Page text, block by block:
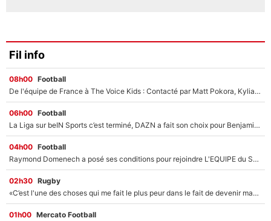
Fil info
08h00 Football
De l'équipe de France à The Voice Kids : Contacté par Matt Pokora, Kylian Mbappé a accepté de jouer un rôle inédit sur TF1 !
06h00 Football
La Liga sur beIN Sports c’est terminé, DAZN a fait son choix pour Benjamin Da Silva et Omar Da Fonseca !
04h00 Football
Raymond Domenech a posé ses conditions pour rejoindre L'EQUIPE du Soir : Il refuse de faire l'émission avec un autre chroniqueur !
02h30 Rugby
«C’est l'une des choses qui me fait le plus peur dans le fait de devenir maman» : En couple avec Antoine Dupont, Iris Mittenaere s'inquiète déjà pour ses futurs enfants !
01h00 Mercato Football